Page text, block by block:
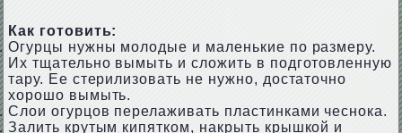
Как готовить:
Огурцы нужны молодые и маленькие по размеру.
Их тщательно вымыть и сложить в подготовленную
тару. Ее стерилизовать не нужно, достаточно
хорошо вымыть.
Слои огурцов перелаживать пластинками чеснока.
Залить крутым кипятком, накрыть крышкой и